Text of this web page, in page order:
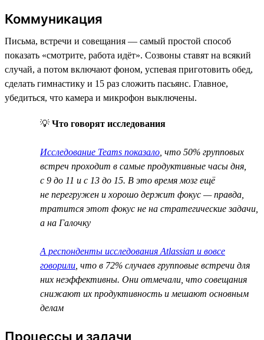
Коммуникация
Письма, встречи и совещания — самый простой способ
показать «смотрите, работа идёт». Созвоны ставят на всякий
случай, а потом включают фоном, успевая приготовить обед,
сделать гимнастику и 15 раз сложить пасьянс. Главное,
убедиться, что камера и микрофон выключены.
💡 Что говорят исследования
Исследование Teams показало , что 50% групповых
встреч проходит в самые продуктивные часы дня,
с 9 до 11 и с 13 до 15. В это время мозг ещё
не перегружен и хорошо держит фокус — правда,
тратится этот фокус не на стратегические задачи,
а на Галочку
А респонденты исследования Atlassian и вовсе
говорили , что в 72% случаев групповые встречи для
них неэффективны. Они отмечали, что совещания
снижают их продуктивность и мешают основным
делам
Процессы и задачи